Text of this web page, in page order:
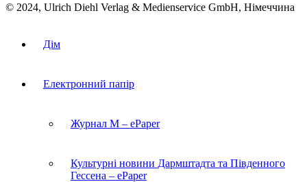
© 2024, Ulrich Diehl Verlag & Medienservice GmbH, Німеччина
Дім
Електронний папір
Журнал M – ePaper
Культурні новини Дармштадта та Південного
Гессена – ePaper